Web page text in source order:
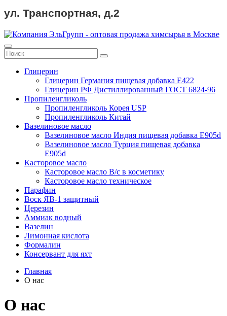
ул. Транспортная, д.2
Глицерин
Глицерин Германия пищевая добавка Е422
Глицерин РФ Дистиллированный ГОСТ 6824-96
Пропиленгликоль
Пропиленгликоль Корея USP
Пропиленгликоль Китай
Вазелиновое масло
Вазелиновое масло Индия пищевая добавка Е905d
Вазелиновое масло Турция пищевая добавка
Е905d
Касторовое масло
Касторовое масло В/с в косметику
Касторовое масло техническое
Парафин
Воск ЯВ-1 защитный
Церезин
Аммиак водный
Вазелин
Лимонная кислота
Формалин
Консервант для яхт
Главная
О нас
О нас